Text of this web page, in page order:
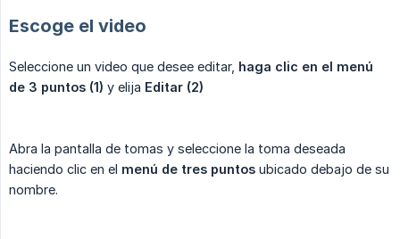
Escoge el video
Seleccione un video que desee editar, haga clic en el menú
de 3 puntos (1) y elija Editar (2)
Abra la pantalla de tomas y seleccione la toma deseada
haciendo clic en el menú de tres puntos ubicado debajo de su
nombre.